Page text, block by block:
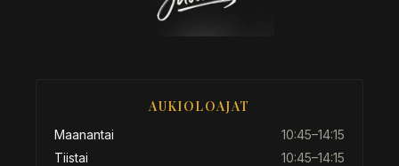
AUKIOLOAJAT
Maanantai
10:45–14:15
Tiistai
10:45–14:15